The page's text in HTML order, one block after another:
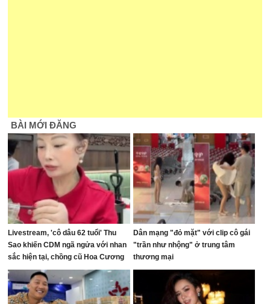
BÀI MỚI ĐĂNG
Livestream, 'cô dâu 62 tuổi' Thu
Sao khiến CDM ngã ngửa với nhan
sắc hiện tại, chồng cũ Hoa Cương
bị réo tên
Dân mạng "đỏ mặt" với clip cô gái
"trần như nhộng" ở trung tâm
thương mại